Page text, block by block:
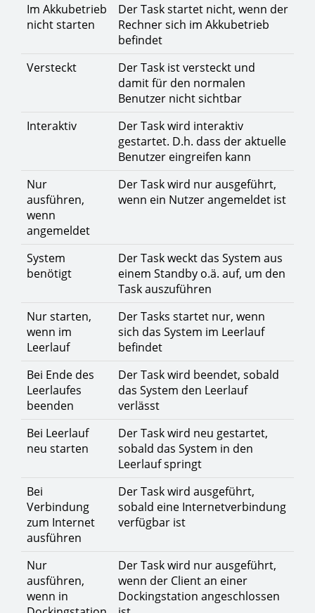
Im Akkubetrieb
nicht starten
Der Task startet nicht, wenn der
Rechner sich im Akkubetrieb
befindet
Versteckt
Der Task ist versteckt und
damit für den normalen
Benutzer nicht sichtbar
Interaktiv
Der Task wird interaktiv
gestartet. D.h. dass der aktuelle
Benutzer eingreifen kann
Nur
ausführen,
wenn
angemeldet
Der Task wird nur ausgeführt,
wenn ein Nutzer angemeldet ist
System
benötigt
Der Task weckt das System aus
einem Standby o.ä. auf, um den
Task auszuführen
Nur starten,
wenn im
Leerlauf
Der Tasks startet nur, wenn
sich das System im Leerlauf
befindet
Bei Ende des
Leerlaufes
beenden
Der Task wird beendet, sobald
das System den Leerlauf
verlässt
Bei Leerlauf
neu starten
Der Task wird neu gestartet,
sobald das System in den
Leerlauf springt
Bei
Verbindung
zum Internet
ausführen
Der Task wird ausgeführt,
sobald eine Internetverbindung
verfügbar ist
Nur
ausführen,
wenn in
Der Task wird nur ausgeführt,
wenn der Client an einer
Dockingstation angeschlossen